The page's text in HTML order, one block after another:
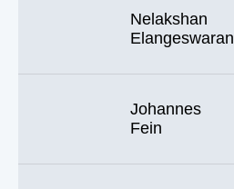
Nelakshan
Elangeswaran
Johannes
Fein